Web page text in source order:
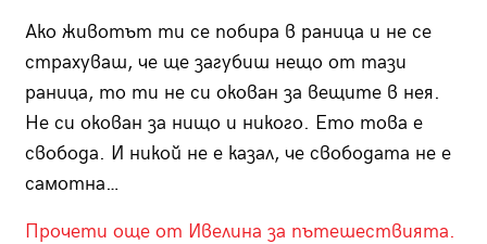
Ако животът ти се побира в раница и не се
страхуваш, че ще загубиш нещо от тази
раница, то ти не си окован за вещите в нея.
Не си окован за нищо и никого. Ето това е
свобода. И никой не е казал, че свободата не е
самотна…
Прочети още от Ивелина за пътешествията.